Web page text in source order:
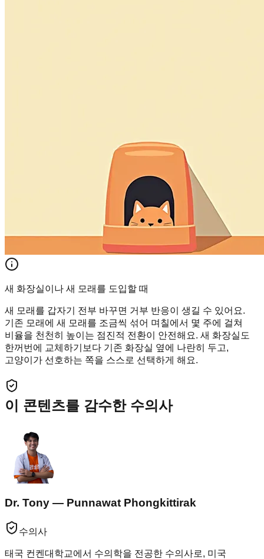
새 화장실이나 새 모래를 도입할 때
새 모래를 갑자기 전부 바꾸면 거부 반응이 생길 수 있어요.
기존 모래에 새 모래를 조금씩 섞어 며칠에서 몇 주에 걸쳐
비율을 천천히 높이는 점진적 전환이 안전해요. 새 화장실도
한꺼번에 교체하기보다 기존 화장실 옆에 나란히 두고,
고양이가 선호하는 쪽을 스스로 선택하게 해요.
이 콘텐츠를 감수한 수의사
Dr. Tony — Punnawat Phongkittirak
수의사
태국 컨켄대학교에서 수의학을 전공한 수의사로, 미국